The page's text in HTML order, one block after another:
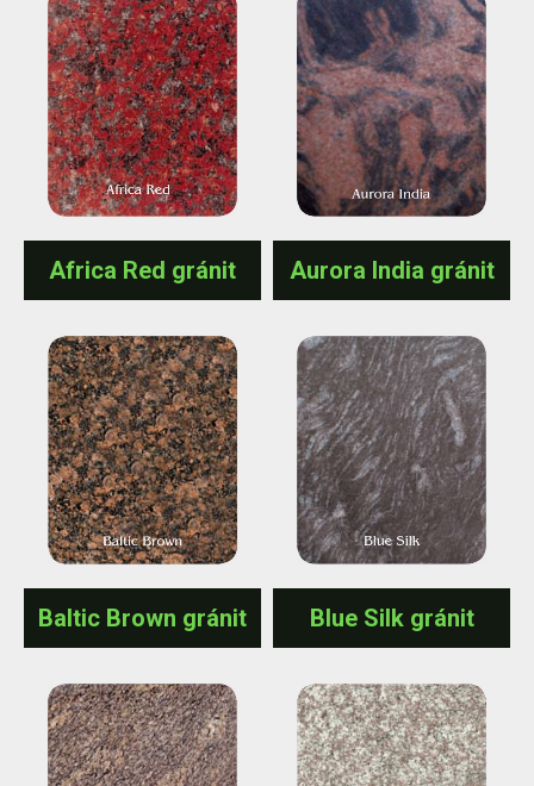
Africa Red gránit Aurora India gránit
Baltic Brown gránit Blue Silk gránit